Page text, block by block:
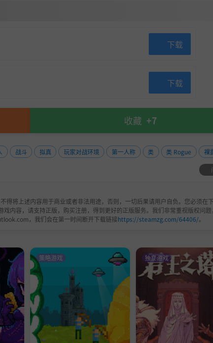
。
形形色色的敌人和盟友将助力或阻碍你的旅程。
下载
下载
收藏 +7
战斗 拟真 玩家对战环境 第一人称 类 类 Rogue 裸
得将上述内容用于商业或者非法用途，否则，一切后果请用户自负。您必须在
内容，请支持正版，购买注册，得到更好的正版服务。我们非常重视版权问题
，我们会在第一时间断开下载链接https://steamzg.com/64406/。
策略游戏 独立游戏